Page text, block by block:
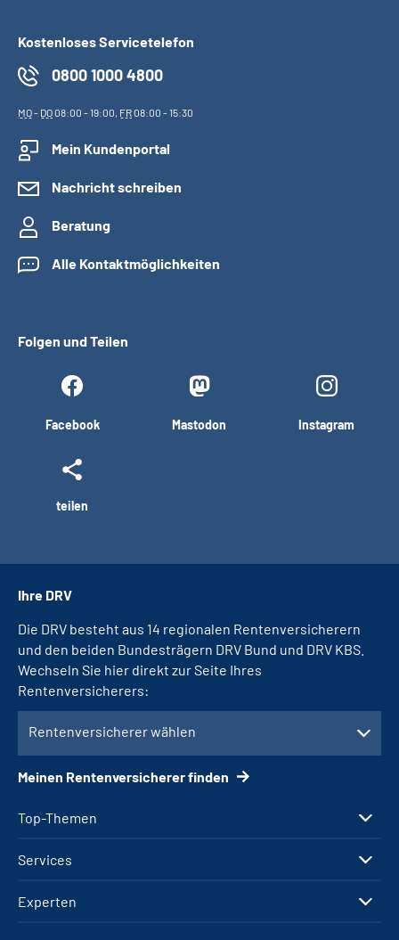
Kostenloses Servicetelefon
0800 1000 4800
MO- DO08:00 - 19:00, FR08:00 - 15:30
Mein Kundenportal
Nachricht schreiben
Beratung
Alle Kontaktmöglichkeiten
Folgen und Teilen
Facebook Mastodon Instagram
teilen
Top-Themen
Services
Experten
Ihre DRV
Die DRV besteht aus 14 regionalen Rentenversicherern
und den beiden Bundesträgern DRV Bund und DRV KBS.
Wechseln Sie hier direkt zur Seite Ihres
Rentenversicherers:
Rentenversicherer wählen
Meinen Rentenversicherer finden